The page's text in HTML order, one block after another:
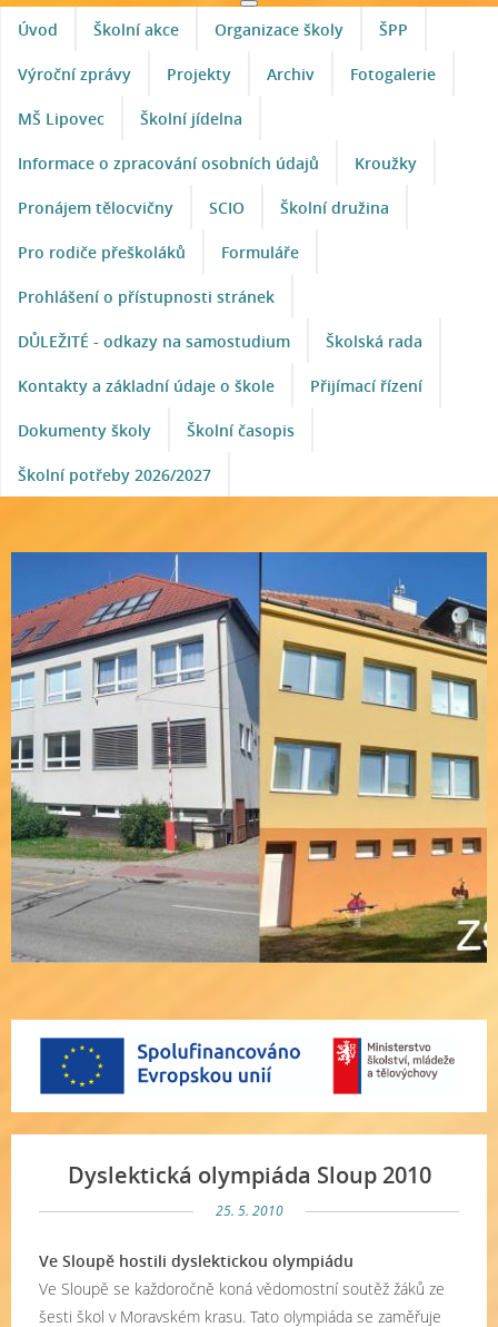
Úvod Školní akce Organizace školy ŠPP
Výroční zprávy Projekty Archiv Fotogalerie
MŠ Lipovec Školní jídelna
Informace o zpracování osobních údajů Kroužky
Pronájem tělocvičny SCIO Školní družina
Pro rodiče přeškoláků Formuláře
Prohlášení o přístupnosti stránek
DŮLEŽITÉ - odkazy na samostudium Školská rada
Kontakty a základní údaje o škole Přijímací řízení
Dokumenty školy Školní časopis
Školní potřeby 2026/2027
Dyslektická olympiáda Sloup 2010
25. 5. 2010
Ve Sloupě hostili dyslektickou olympiádu
Ve Sloupě se každoročně koná vědomostní soutěž žáků ze
šesti škol v Moravském krasu. Tato olympiáda se zaměřuje